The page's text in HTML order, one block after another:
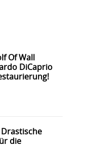
Of Wall
DiCaprio
Drastische
die